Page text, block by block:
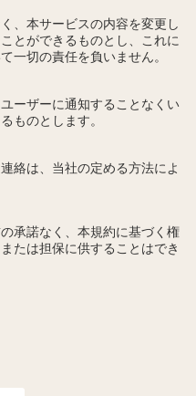
、本サービスの内容を変更し
とができるものとし、これに
一切の責任を負いません。
ーザーに通知することなくい
ものとします。
絡は、当社の定める方法によ
承諾なく、本規約に基づく権
たは担保に供することはでき